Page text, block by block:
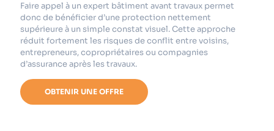
Faire appel à un expert bâtiment avant travaux permet
donc de bénéficier d’une protection nettement
supérieure à un simple constat visuel. Cette approche
réduit fortement les risques de conflit entre voisins,
entrepreneurs, copropriétaires ou compagnies
d’assurance après les travaux.
OBTENIR UNE OFFRE